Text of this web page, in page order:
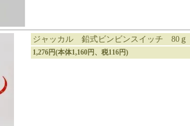
ジャッカル 鉛式ビンビンスイッチ 80ｇ
1,276円(本体1,160円、税116円)